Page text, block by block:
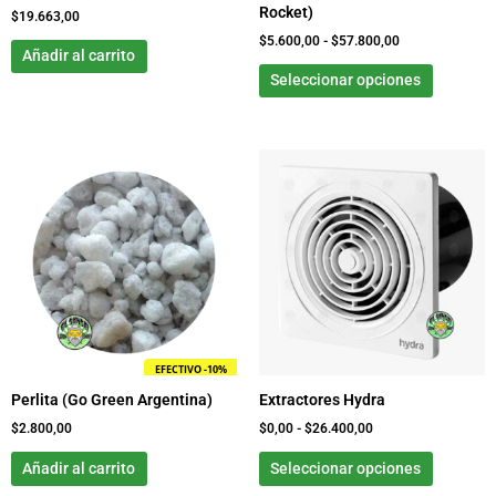
$19.663,00
Añadir al carrito
Rocket)
$5.600,00 - $57.800,00
Seleccionar opciones
de
EFECTIVO -10%
Perlita (Go Green Argentina)
$2.800,00
Añadir al carrito
Extractores Hydra
$0,00 - $26.400,00
precios:
desde
$0,00
hasta
$26.400,00
Seleccionar opciones
tiene
Las
se
pueden
página